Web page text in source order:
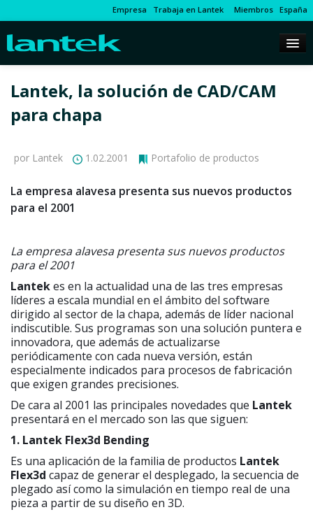
Empresa Trabaja en Lantek Miembros España
Lantek, la solución de CAD/CAM
para chapa
por Lantek 1.02.2001 Portafolio de productos
La empresa alavesa presenta sus nuevos productos
para el 2001
La empresa alavesa presenta sus nuevos productos
para el 2001
Lantekes en la actualidad una de las tres empresas
líderes a escala mundial en el ámbito del software
dirigido al sector de la chapa, además de líder nacional
indiscutible. Sus programas son una solución puntera e
innovadora, que además de actualizarse
periódicamente con cada nueva versión, están
especialmente indicados para procesos de fabricación
que exigen grandes precisiones.
De cara al 2001 las principales novedades que Lantek
presentará en el mercado son las que siguen:
1. Lantek Flex3d Bending
Es una aplicación de la familia de productos Lantek
Flex3d capaz de generar el desplegado, la secuencia de
plegado así como la simulación en tiempo real de una
pieza a partir de su diseño en 3D.